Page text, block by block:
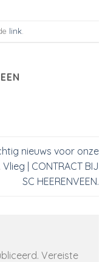
link
nieuws voor onze
| CONTRACT BIJ
SC HEERENVEEN.
Vereiste